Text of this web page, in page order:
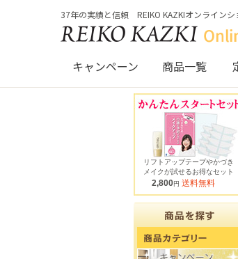
37年の実績と信頼 REIKO KAZKIオンラインシ
キャンペーン 商品一覧
リフトアップテープやかづき
メイクが試せるお得なセット
2,800円 送料無料